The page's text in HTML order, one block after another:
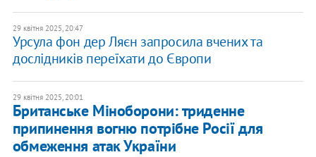
29 квітня 2025, 20:47
Урсула фон дер Ляєн запросила вчених та
дослідників переїхати до Європи
29 квітня 2025, 20:01
Британське Міноборони: триденне
припинення вогню потрібне Росії для
обмеження атак України